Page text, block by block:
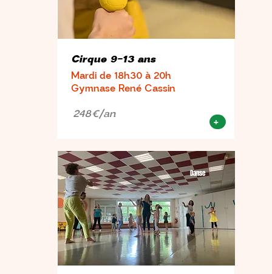
Cirque 9-13 ans
Mardi de 18h30 à 20h
Gymnase René Cassin
248€/an +
Danse